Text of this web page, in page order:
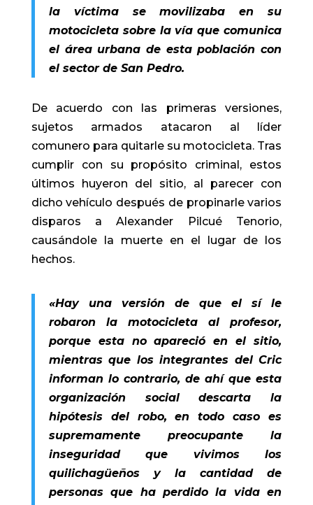
la víctima se movilizaba en su
motocicleta sobre la vía que comunica
el área urbana de esta población con
el sector de San Pedro.
De acuerdo con las primeras versiones,
sujetos armados atacaron al líder
comunero para quitarle su motocicleta. Tras
cumplir con su propósito criminal, estos
últimos huyeron del sitio, al parecer con
dicho vehículo después de propinarle varios
disparos a Alexander Pilcué Tenorio,
causándole la muerte en el lugar de los
hechos.
«Hay una versión de que el sí le
robaron la motocicleta al profesor,
porque esta no apareció en el sitio,
mientras que los integrantes del Cric
informan lo contrario, de ahí que esta
organización social descarta la
hipótesis del robo, en todo caso es
supremamente preocupante la
inseguridad que vivimos los
quilichagüeños y la cantidad de
personas que ha perdido la vida en